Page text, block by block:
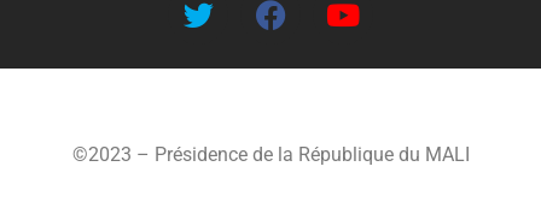
©2023 – Présidence de la République du MALI